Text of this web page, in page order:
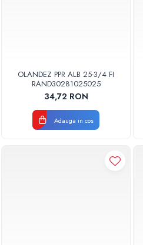
OLANDEZ PPR ALB 25-3/4 FI
RAND30281025025
34,72 RON
Adauga in cos